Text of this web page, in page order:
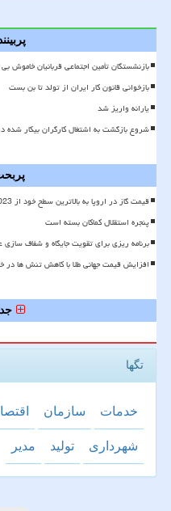
بازنشستگان تأمین اجتماعی قربانیان خاموش
بازخوانی قانون کار ایران از تولد تا بن بست
یارانه واریز شد
شروع بازگشت به اشتغال کارگران بیکار
قیمت گاز در اروپا به بالاترین سطح خود از 2023 رسید
پنجره استقلال کماکان بسته است
برنامه ریزی برای تقویت جایگاه و شفاف
افزایش قیمت جهانی طلا با کاهش تنش ها در
تگها
خدمات سازمان
شهرداری تولید مدیر